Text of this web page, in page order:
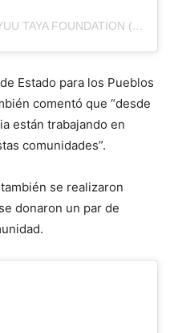
A POST SHARED BY THE WAYUU TAYA FOUNDATION (@WAYUUTAYA)
Estado para los Pueblos
comentó que “desde
están trabajando en
comunidades”.
se realizaron
donaron un par de